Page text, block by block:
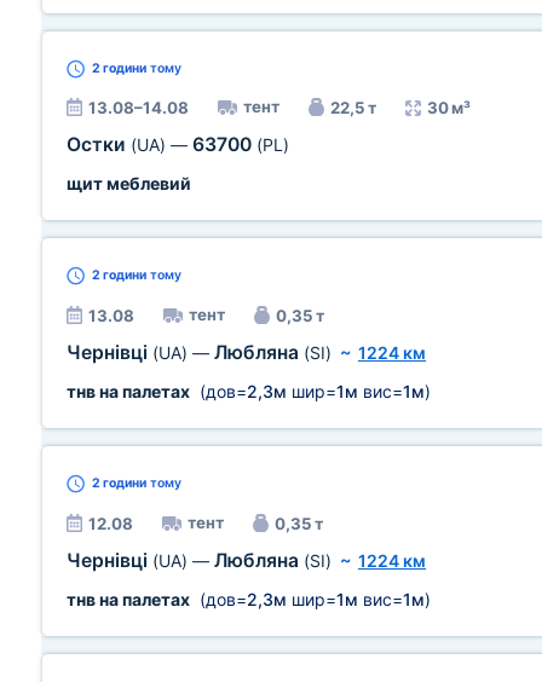
2 години тому
13.08–14.08 тент 22,5 т 30 м³
Остки (UA) — 63700 (PL)
щит меблевий
2 години тому
13.08 тент 0,35 т
Чернівці (UA) — Любляна (SI) ~ 1224 км
тнв на палетах (дов=2,3м шир=1м вис=1м)
2 години тому
12.08 тент 0,35 т
Чернівці (UA) — Любляна (SI) ~ 1224 км
тнв на палетах (дов=2,3м шир=1м вис=1м)